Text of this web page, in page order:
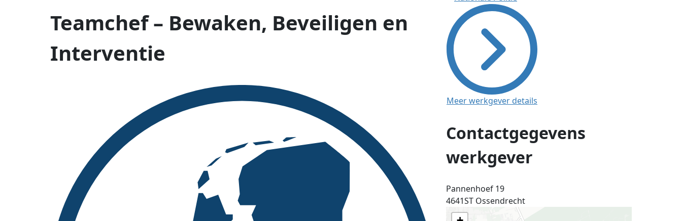
Teamchef – Bewaken, Beveiligen en
Interventie
Meer werkgever details
Contactgegevens
werkgever
Pannenhoef 19
4641ST Ossendrecht